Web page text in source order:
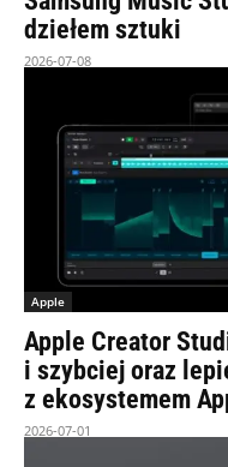
dziełem sztuki
2026-07-08
Apple
Apple Creator
i szybciej oraz
z ekosystemem
2026-07-01